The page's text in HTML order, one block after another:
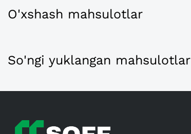
O'xshash mahsulotlar
So'ngi yuklangan mahsulotlar